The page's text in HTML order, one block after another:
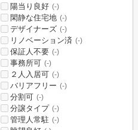
陽当り良好 (-)
閑静な住宅地 (-)
デザイナーズ (-)
リノベーション済 (-)
保証人不要 (-)
事務所可 (-)
２人入居可 (-)
バリアフリー (-)
分割可 (-)
分譲タイプ (-)
管理人常駐 (-)